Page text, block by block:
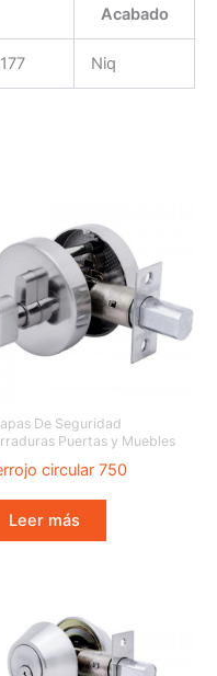
Acabado
Niq
De Seguridad
Puertas y Muebles
circular 750
Leer más